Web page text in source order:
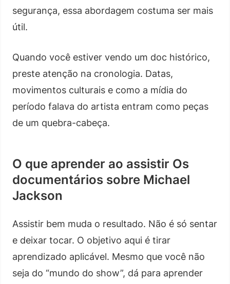
segurança, essa abordagem costuma ser mais
útil.
Quando você estiver vendo um doc histórico,
preste atenção na cronologia. Datas,
movimentos culturais e como a mídia do
período falava do artista entram como peças
de um quebra-cabeça.
O que aprender ao assistir Os
documentários sobre Michael
Jackson
Assistir bem muda o resultado. Não é só sentar
e deixar tocar. O objetivo aqui é tirar
aprendizado aplicável. Mesmo que você não
seja do “mundo do show”, dá para aprender